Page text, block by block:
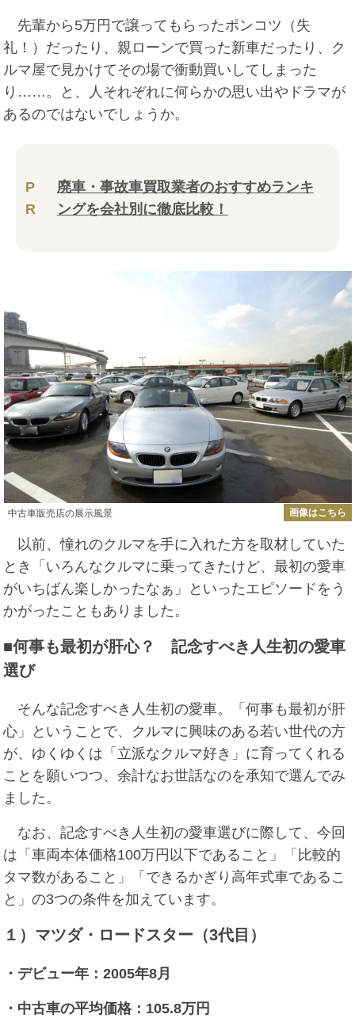
先輩から5万円で譲ってもらったポンコツ（失
礼！）だったり、親ローンで買った新車だったり、ク
ルマ屋で見かけてその場で衝動買いしてしまった
り……。と、人それぞれに何らかの思い出やドラマが
あるのではないでしょうか。
P
R
廃車・事故車買取業者のおすすめランキ
ングを会社別に徹底比較！
中古車販売店の展示風景 画像はこちら
以前、憧れのクルマを手に入れた方を取材していた
とき「いろんなクルマに乗ってきたけど、最初の愛車
がいちばん楽しかったなぁ」といったエピソードをう
かがったこともありました。
■何事も最初が肝心？ 記念すべき人生初の愛車
選び
そんな記念すべき人生初の愛車。「何事も最初が肝
心」ということで、クルマに興味のある若い世代の方
が、ゆくゆくは「立派なクルマ好き」に育ってくれる
ことを願いつつ、余計なお世話なのを承知で選んでみ
ました。
なお、記念すべき人生初の愛車選びに際して、今回
は「車両本体価格100万円以下であること」「比較的
タマ数があること」「できるかぎり高年式車であるこ
と」の3つの条件を加えています。
１）マツダ・ロードスター（3代目）
・デビュー年：2005年8月
・中古車の平均価格：105.8万円